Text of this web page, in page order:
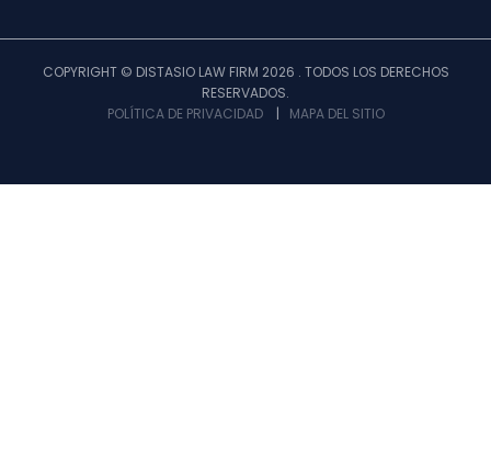
COPYRIGHT © DISTASIO LAW FIRM 2026 . TODOS LOS DERECHOS
RESERVADOS.
POLÍTICA DE PRIVACIDAD| MAPA DEL SITIO